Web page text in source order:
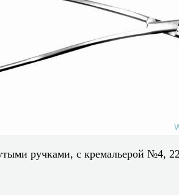
ручками, с кремальерой №4,